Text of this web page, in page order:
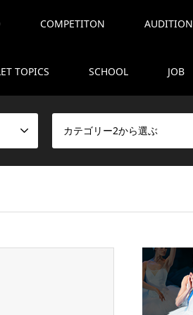
COMPETITON AUDITION
TOPICS SCHOOL JOB
カテゴリー2から選ぶ